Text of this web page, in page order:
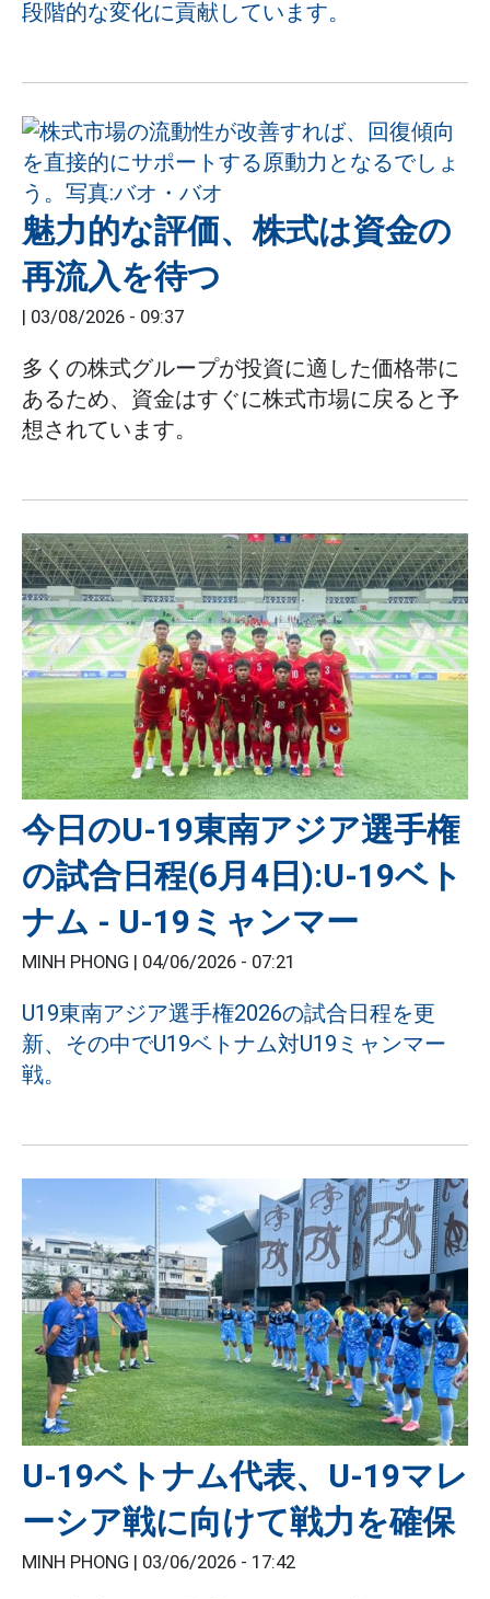
段階的な変化に貢献しています。
魅力的な評価、株式は資金の
再流入を待つ
| 03/08/2026 - 09:37
多くの株式グループが投資に適した価格帯に
あるため、資金はすぐに株式市場に戻ると予
想されています。
今日のU-19東南アジア選手権
の試合日程(6月4日):U-19ベト
ナム - U-19ミャンマー
MINH PHONG | 04/06/2026 - 07:21
U19東南アジア選手権2026の試合日程を更
新、その中でU19ベトナム対U19ミャンマー
戦。
U-19ベトナム代表、U-19マレ
ーシア戦に向けて戦力を確保
MINH PHONG | 03/06/2026 - 17:42